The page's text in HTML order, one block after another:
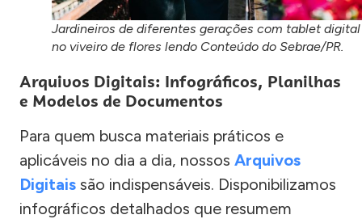
Jardineiros de diferentes gerações com tablet digital
no viveiro de flores lendo Conteúdo do Sebrae/PR.
Arquivos Digitais: Infográficos, Planilhas
e Modelos de Documentos
Para quem busca materiais práticos e
aplicáveis no dia a dia, nossos Arquivos
Digitais são indispensáveis. Disponibilizamos
infográficos detalhados que resumem